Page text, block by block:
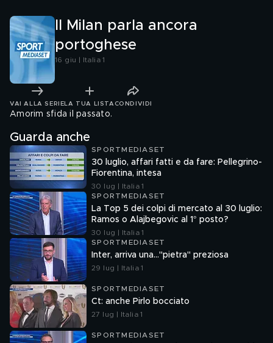
Il Milan parla ancora
portoghese
16 giu | Italia 1
VAI ALLA SERIE LA TUA LISTA CONDIVIDI
Amorim sfida il passato.
Guarda anche
SPORTMEDIASET
30 luglio, affari fatti e da fare: Pellegrino-
Fiorentina, intesa
30 lug | Italia 1
SPORTMEDIASET
La Top 5 dei colpi di mercato al 30 luglio:
Ramos o Alajbegovic al 1° posto?
30 lug | Italia 1
SPORTMEDIASET
Inter, arriva una..."pietra" preziosa
29 lug | Italia 1
SPORTMEDIASET
Ct: anche Pirlo bocciato
27 lug | Italia 1
SPORTMEDIASET